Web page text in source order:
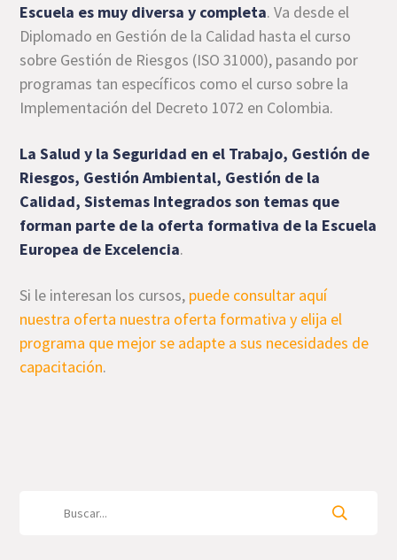
Escuela es muy diversa y completa. Va desde el
Diplomado en Gestión de la Calidad hasta el curso
sobre Gestión de Riesgos (ISO 31000), pasando por
programas tan específicos como el curso sobre la
Implementación del Decreto 1072 en Colombia.
La Salud y la Seguridad en el Trabajo, Gestión de
Riesgos, Gestión Ambiental, Gestión de la
Calidad, Sistemas Integrados son temas que
forman parte de la oferta formativa de la Escuela
Europea de Excelencia.
Si le interesan los cursos, puede consultar aquí
nuestra oferta nuestra oferta formativa y elija el
programa que mejor se adapte a sus necesidades de
capacitación.